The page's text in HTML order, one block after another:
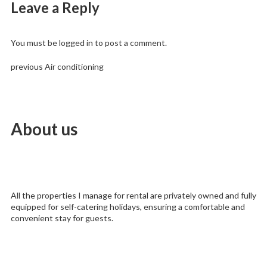
Leave a Reply
You must belogged in to post a comment.
Post
previous Previous
Air conditioning
About us
All the properties I manage for rental are privately owned and fully
equipped for self-catering holidays, ensuring a comfortable and
convenient stay for guests.